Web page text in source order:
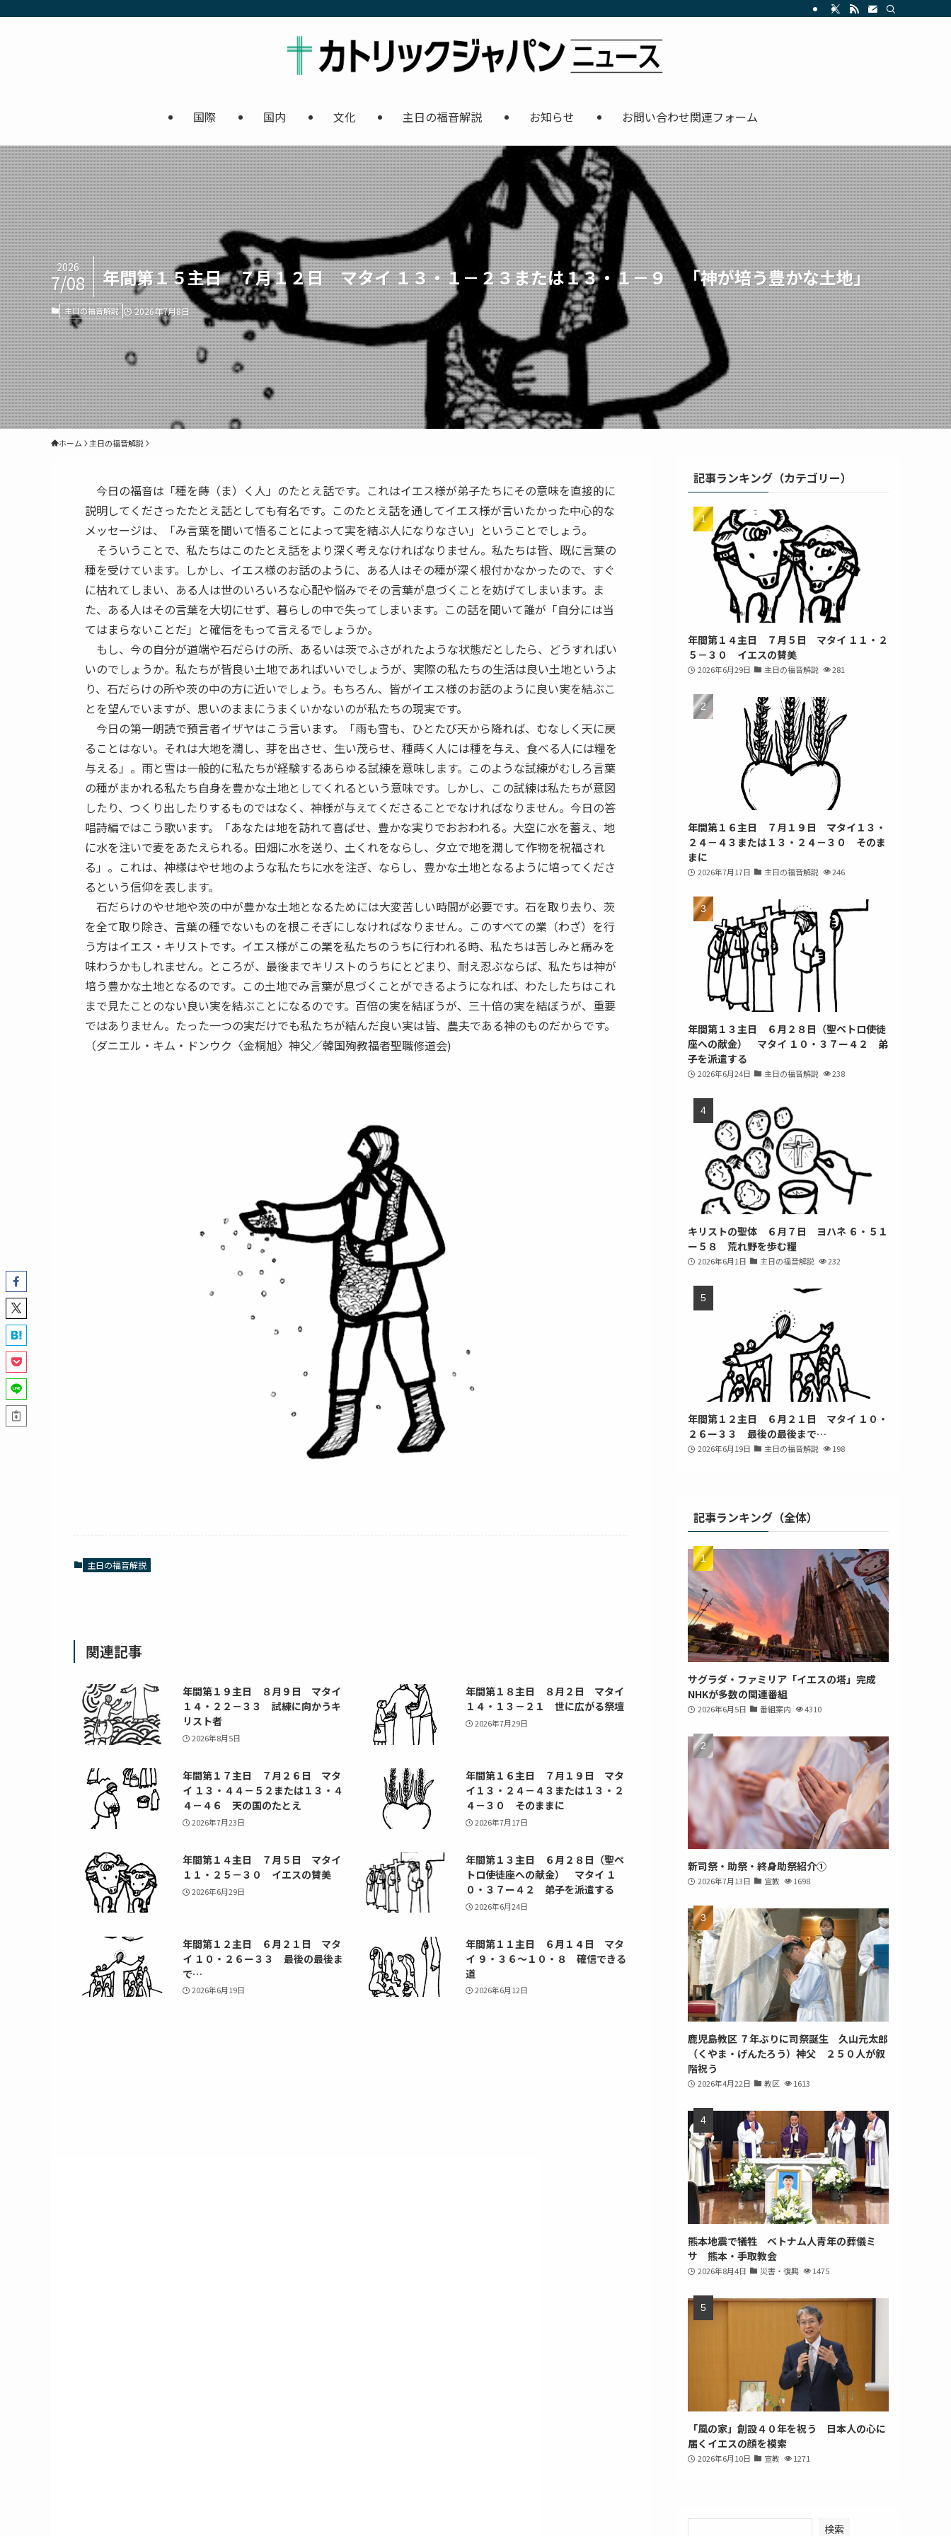
国際 国内 文化 主日の福音解説 お知らせ お問い合わせ関連フォーム
年間第１５主日 ７月１２日 マタイ １３・１－２３または１３・１－９ 「神が培う豊かな土地」
2026
7/08
主日の福音解説 2026年7月8日
ホーム 主日の福音解説
今日の福音は「種を蒔（ま）く人」のたとえ話です。これはイエス様が弟子たちにその意味を直接的に
説明してくださったたとえ話としても有名です。このたとえ話を通してイエス様が言いたかった中心的な
メッセージは、「み言葉を聞いて悟ることによって実を結ぶ人になりなさい」ということでしょう。
そういうことで、私たちはこのたとえ話をより深く考えなければなりません。私たちは皆、既に言葉の
種を受けています。しかし、イエス様のお話のように、ある人はその種が深く根付かなかったので、すぐ
に枯れてしまい、ある人は世のいろいろな心配や悩みでその言葉が息づくことを妨げてしまいます。ま
た、ある人はその言葉を大切にせず、暮らしの中で失ってしまいます。この話を聞いて誰が「自分には当
てはまらないことだ」と確信をもって言えるでしょうか。
もし、今の自分が道端や石だらけの所、あるいは茨でふさがれたような状態だとしたら、どうすればい
いのでしょうか。私たちが皆良い土地であればいいでしょうが、実際の私たちの生活は良い土地というよ
り、石だらけの所や茨の中の方に近いでしょう。もちろん、皆がイエス様のお話のように良い実を結ぶこ
とを望んでいますが、思いのままにうまくいかないのが私たちの現実です。
今日の第一朗読で預言者イザヤはこう言います。「雨も雪も、ひとたび天から降れば、むなしく天に戻
ることはない。それは大地を潤し、芽を出させ、生い茂らせ、種蒔く人には種を与え、食べる人には糧を
与える」。雨と雪は一般的に私たちが経験するあらゆる試練を意味します。このような試練がむしろ言葉
の種がまかれる私たち自身を豊かな土地としてくれるという意味です。しかし、この試練は私たちが意図
したり、つくり出したりするものではなく、神様が与えてくださることでなければなりません。今日の答
唱詩編ではこう歌います。「あなたは地を訪れて喜ばせ、豊かな実りでおおわれる。大空に水を蓄え、地
に水を注いで麦をあたえられる。田畑に水を送り、土くれをならし、夕立で地を潤して作物を祝福され
る」。これは、神様はやせ地のような私たちに水を注ぎ、ならし、豊かな土地となるように培ってくださ
るという信仰を表します。
石だらけのやせ地や茨の中が豊かな土地となるためには大変苦しい時間が必要です。石を取り去り、茨
を全て取り除き、言葉の種でないものを根こそぎにしなければなりません。このすべての業（わざ）を行
う方はイエス・キリストです。イエス様がこの業を私たちのうちに行われる時、私たちは苦しみと痛みを
味わうかもしれません。ところが、最後までキリストのうちにとどまり、耐え忍ぶならば、私たちは神が
培う豊かな土地となるのです。この土地でみ言葉が息づくことができるようになれば、わたしたちはこれ
まで見たことのない良い実を結ぶことになるのです。百倍の実を結ぼうが、三十倍の実を結ぼうが、重要
ではありません。たった一つの実だけでも私たちが結んだ良い実は皆、農夫である神のものだからです。
（ダニエル・キム・ドンウク〈金桐旭〉神父／韓国殉教福者聖職修道会)
主日の福音解説
関連記事
年間第１９主日 ８月９日 マタイ
１４・２２－３３ 試練に向かうキ
リスト者
2026年8月5日
年間第１８主日 ８月２日 マタイ
１４・１３－２１ 世に広がる祭壇
2026年7月29日
年間第１７主日 ７月２６日 マタ
イ １３・４４－５２または１３・４
４－４６ 天の国のたとえ
2026年7月23日
年間第１６主日 ７月１９日 マタ
イ１３・２４－４３または１３・２
４－３０ そのままに
2026年7月17日
年間第１４主日 ７月５日 マタイ
１１・２５－３０ イエスの賛美
2026年6月29日
年間第１３主日 ６月２８日（聖ペ
トロ使徒座への献金） マタイ １
０・３７ー４２ 弟子を派遣する
2026年6月24日
年間第１２主日 ６月２１日 マタ
イ １０・２６ー３３ 最後の最後ま
で…
2026年6月19日
年間第１１主日 ６月１４日 マタ
イ ９・３６～１０・８ 確信できる
道
2026年6月12日
記事ランキング（カテゴリー）
年間第１４主日 ７月５日 マタイ １１・２
５－３０ イエスの賛美
2026年6月29日 主日の福音解説 281
年間第１６主日 ７月１９日 マタイ１３・
２４－４３または１３・２４－３０ そのま
まに
2026年7月17日 主日の福音解説 246
年間第１３主日 ６月２８日（聖ペトロ使徒
座への献金） マタイ １０・３７ー４２ 弟
子を派遣する
2026年6月24日 主日の福音解説 238
キリストの聖体 ６月７日 ヨハネ ６・５１
ー５８ 荒れ野を歩む糧
2026年6月1日 主日の福音解説 232
年間第１２主日 ６月２１日 マタイ １０・
２６ー３３ 最後の最後まで…
2026年6月19日 主日の福音解説 198
記事ランキング（全体）
サグラダ・ファミリア「イエスの塔」完成
NHKが多数の関連番組
2026年6月5日 番組案内 4310
新司祭・助祭・終身助祭紹介①
2026年7月13日 宣教 1698
鹿児島教区 ７年ぶりに司祭誕生 久山元太郎
（くやま・げんたろう）神父 ２５０人が叙
階祝う
2026年4月22日 教区 1613
熊本地震で犠牲 ベトナム人青年の葬儀ミ
サ 熊本・手取教会
2026年8月4日 災害・復興 1475
「風の家」創設４０年を祝う 日本人の心に
届くイエスの顔を模索
2026年6月10日 宣教 1271
検索